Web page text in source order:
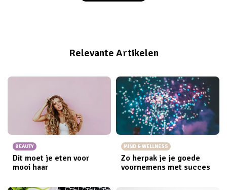
Relevante Artikelen
BEAUTY
Dit moet je eten voor
mooi haar
MIND & WELLNESS
Zo herpak je je goede
voornemens met succes